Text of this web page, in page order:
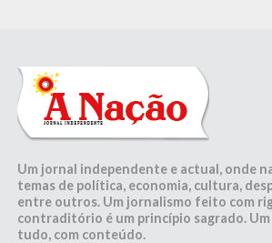
Um jornal independente e actual, onde
temas de política, economia, cultura,
entre outros. Um jornalismo feito com
contraditório é um princípio sagrado. Um
tudo, com conteúdo.